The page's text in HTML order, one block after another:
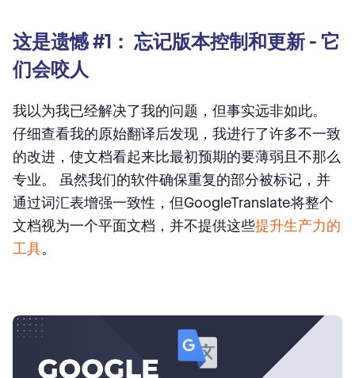
这是遗憾 #1： 忘记版本控制和更新 - 它
们会咬人
我以为我已经解决了我的问题，但事实远非如此。
仔细查看我的原始翻译后发现，我进行了许多不一致
的改进，使文档看起来比最初预期的要薄弱且不那么
专业。 虽然我们的软件确保重复的部分被标记，并
通过词汇表增强一致性，但GoogleTranslate将整个
文档视为一个平面文档，并不提供这些提升生产力的
工具。